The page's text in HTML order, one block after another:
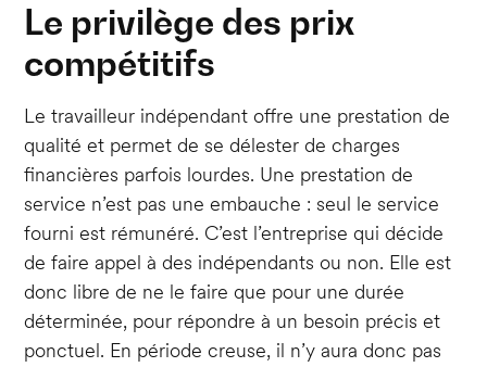
Le privilège des prix
compétitifs
Le travailleur indépendant offre une prestation de
qualité et permet de se délester de charges
financières parfois lourdes. Une prestation de
service n’est pas une embauche : seul le service
fourni est rémunéré. C’est l’entreprise qui décide
de faire appel à des indépendants ou non. Elle est
donc libre de ne le faire que pour une durée
déterminée, pour répondre à un besoin précis et
ponctuel. En période creuse, il n’y aura donc pas